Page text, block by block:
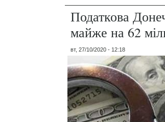
Податкова
майже на 62
вт, 27/10/2020 - 12:18